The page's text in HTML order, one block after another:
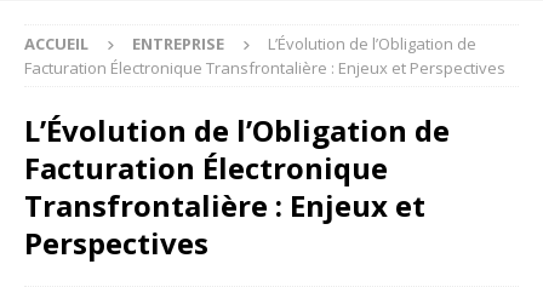
ACCUEIL ENTREPRISE
L’Évolution de l’Obligation de
Facturation Électronique Transfrontalière : Enjeux et Perspectives
L’Évolution de l’Obligation de
Facturation Électronique
Transfrontalière : Enjeux et
Perspectives